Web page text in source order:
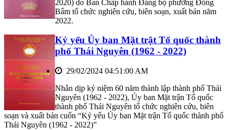
2020) do Ban Chấp hành Đảng bộ phường Đồng
Bẩm tổ chức nghiên cứu, biên soạn, xuất bản năm
2022.
Kỷ yếu Ủy ban Mặt trật Tổ quốc thành
phố Thái Nguyên (1962 - 2022)
29/02/2024 04:51:00 AM
Nhân dịp kỷ niệm 60 năm thành lập thành phố Thái
Nguyên (1962 - 2022), Ủy ban Mặt trận Tổ quốc
thành phố Thái Nguyên tổ chức nghiên cứu, biên
soạn và xuất bản cuốn “Kỷ yếu Ủy ban Mặt trận Tổ quốc thành phố
Thái Nguyên (1962 - 2022)”